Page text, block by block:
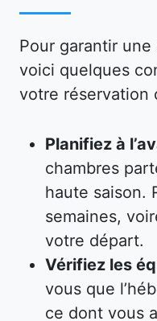
Pour garantir
voici quelques
votre réservation
Planifiez à
chambres
haute saison.
semaines,
votre départ.
Vérifiez les
vous que
ce dont vous